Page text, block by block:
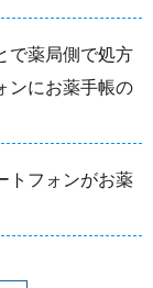
で薬局側で処方
ンにお薬手帳の
トフォンがお薬